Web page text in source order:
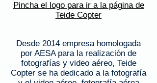
Pincha el logo para ir a la página de
Teide Copter
Desde 2014 empresa homologada
por AESA para la realización de
fotografías y video aéreo, Teide
Copter se ha dedicado a la fotografía